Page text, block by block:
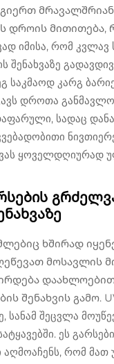
დროის მითითება,
იმისა, რომ
შენახვაზე
საკმაოდ კარგ
დროთა
სადაც
ყოველდღიურად
ხშირად
მოსავლის
შენახვის გამო.
სანამ შეცვლა
ეს
რომ